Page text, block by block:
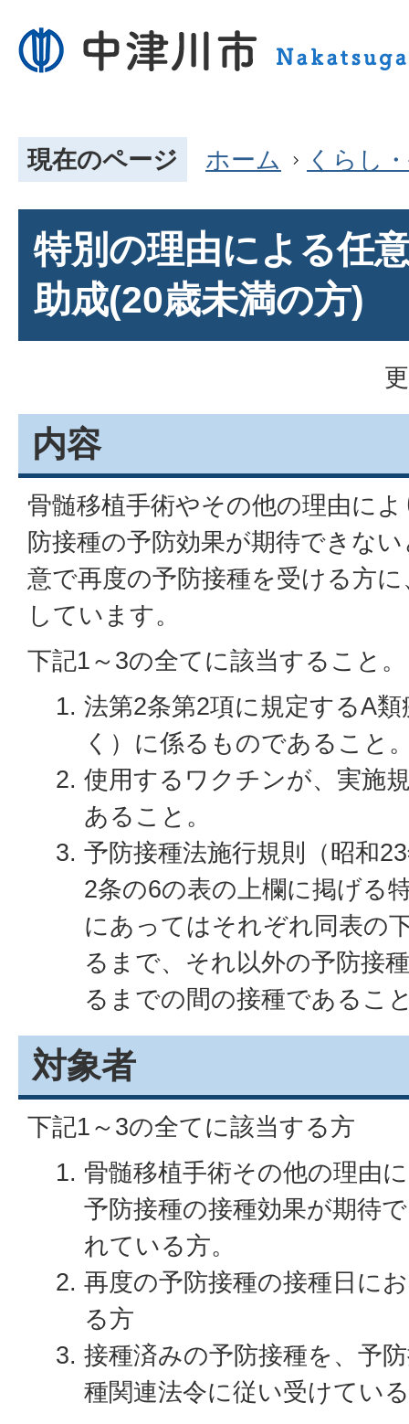
現在のページ ホーム くらし
特別の理由による任
助成(20歳未満の方)
内容
骨髄移植手術やその他の理由に
防接種の予防効果が期待できな
意で再度の予防接種を受ける方
しています。
下記1～3の全てに該当すること。
法第2条第2項に規定するA
く）に係るものであること
使用するワクチンが、実施
あること。
予防接種法施行規則（昭和
2条の6の表の上欄に掲げる
にあってはそれぞれ同表の
るまで、それ以外の予防接
るまでの間の接種であるこ
対象者
下記1～3の全てに該当する方
骨髄移植手術その他の理由
予防接種の接種効果が期待
れている方。
再度の予防接種の接種日に
る方
接種済みの予防接種を、予
種関連法令に従い受けてい